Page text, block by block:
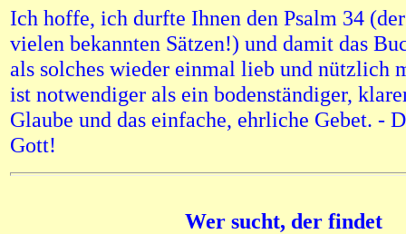
Ich hoffe, ich durfte Ihnen den Psalm 34
vielen bekannten Sätzen!) und damit das
als solches wieder einmal lieb und nützlich
ist notwendiger als ein bodenständiger,
Glaube und das einfache, ehrliche Gebet. -
Gott!
Wer sucht, der findet